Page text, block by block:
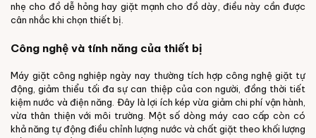
nhẹ cho đồ dễ hỏng hay giặt mạnh cho đồ dày, điều này cần được
cân nhắc khi chọn thiết bị.
Công nghệ và tính năng của thiết bị
Máy giặt công nghiệp ngày nay thường tích hợp công nghệ giặt tự
động, giảm thiểu tối đa sự can thiệp của con người, đồng thời tiết
kiệm nước và điện năng. Đây là lợi ích kép vừa giảm chi phí vận hành,
vừa thân thiện với môi trường. Một số dòng máy cao cấp còn có
khả năng tự động điều chỉnh lượng nước và chất giặt theo khối lượng